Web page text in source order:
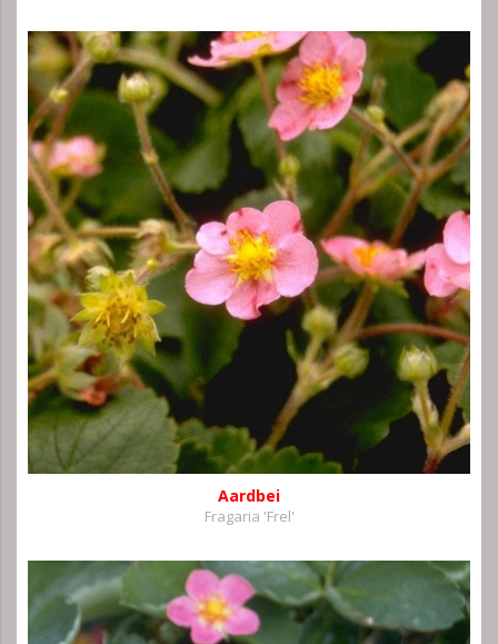
Aardbei
Fragaria 'Frel'